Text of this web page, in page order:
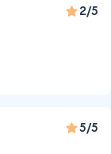
2/5
5/5